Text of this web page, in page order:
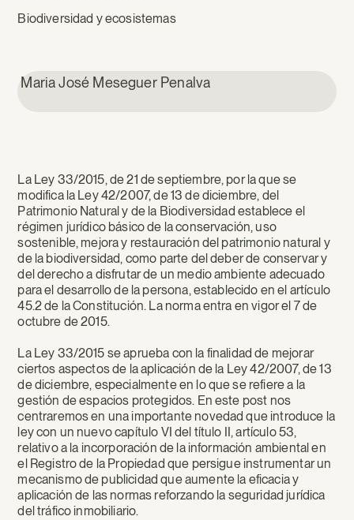
Biodiversidad y ecosistemas
La Ley 33/2015, de 21 de septiembre, por la que se
modifica la Ley 42/2007, de 13 de diciembre, del
Patrimonio Natural y de la Biodiversidad establece el
régimen jurídico básico de la conservación, uso
sostenible, mejora y restauración del patrimonio natural y
de la biodiversidad, como parte del deber de conservar y
del derecho a disfrutar de un medio ambiente adecuado
para el desarrollo de la persona, establecido en el artículo
45.2 de la Constitución. La norma entra en vigor el 7 de
octubre de 2015.
La Ley 33/2015 se aprueba con la finalidad de mejorar
ciertos aspectos de la aplicación de la Ley 42/2007, de 13
de diciembre, especialmente en lo que se refiere a la
gestión de espacios protegidos. En este post nos
centraremos en una importante novedad que introduce la
ley con un nuevo capítulo VI del título II, artículo 53,
relativo a la incorporación de la información ambiental en
el Registro de la Propiedad que persigue instrumentar un
mecanismo de publicidad que aumente la eficacia y
aplicación de las normas reforzando la seguridad jurídica
del tráfico inmobiliario.
Maria José Meseguer Penalva